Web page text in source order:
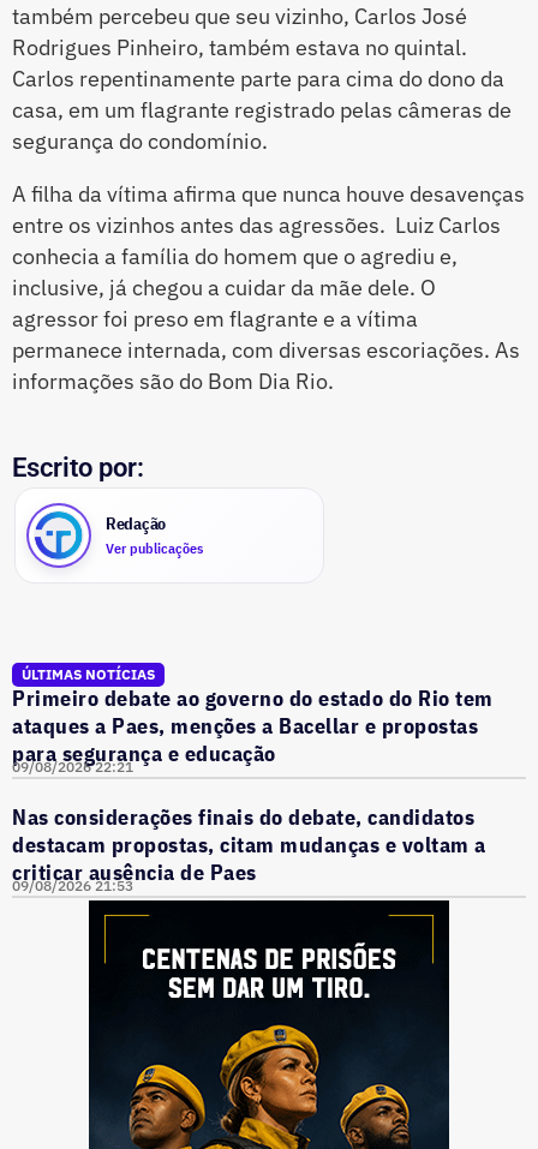
também percebeu que seu vizinho, Carlos José
Rodrigues Pinheiro, também estava no quintal.
Carlos repentinamente parte para cima do dono da
casa, em um flagrante registrado pelas câmeras de
segurança do condomínio.
A filha da vítima afirma que nunca houve desavenças
entre os vizinhos antes das agressões. Luiz Carlos
conhecia a família do homem que o agrediu e,
inclusive, já chegou a cuidar da mãe dele. O
agressor foi preso em flagrante e a vítima
permanece internada, com diversas escoriações. As
informações são do Bom Dia Rio.
Escrito por:
Redação
Ver publicações
ÚLTIMAS NOTÍCIAS
Primeiro debate ao governo do estado do Rio tem
ataques a Paes, menções a Bacellar e propostas
para segurança e educação
09/08/2026 22:21
Nas considerações finais do debate, candidatos
destacam propostas, citam mudanças e voltam a
criticar ausência de Paes
09/08/2026 21:53